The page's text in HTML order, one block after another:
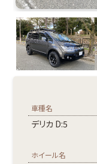
車種名
デリカ D:5
ホイール名